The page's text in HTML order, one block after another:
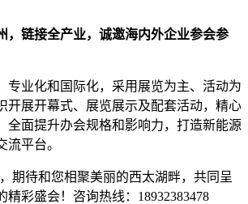
，链接全产业，诚邀海内外企业参会参
专业化和国际化，采用展览为主、活动为
开展开幕式、展览展示及配套活动，精心
全面提升办会规格和影响力，打造新能源
流平台。
期待和您相聚美丽的西太湖畔，共同呈
精彩盛会！咨询热线：18932383478